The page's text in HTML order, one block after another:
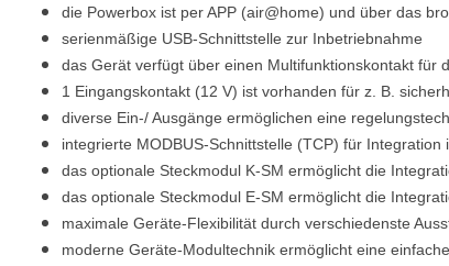
die Powerbox ist per APP (air@home) und über das
serienmäßige USB-Schnittstelle zur Inbetriebnahme
das Gerät verfügt über einen Multifunktionskontakt für
1 Eingangskontakt (12 V) ist vorhanden für z. B.
diverse Ein-/ Ausgänge ermöglichen eine
integrierte MODBUS-Schnittstelle (TCP) für Integration
das optionale Steckmodul K-SM ermöglicht die
das optionale Steckmodul E-SM ermöglicht die
maximale Geräte-Flexibilität durch verschiedenste
moderne Geräte-Modultechnik ermöglicht eine